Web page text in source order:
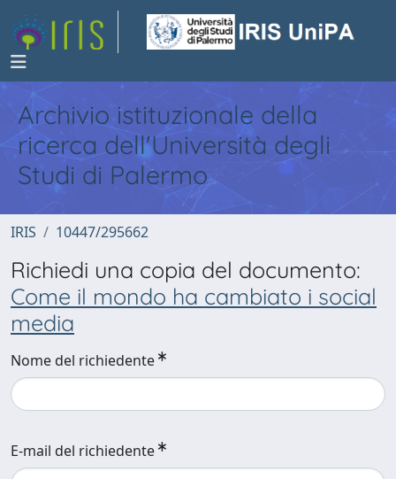
Archivio istituzionale della
ricerca dell'Università degli
Studi di Palermo
IRIS 10447/295662
Richiedi una copia del documento:
Come il mondo ha cambiato i social
media
Nome del richiedente
E-mail del richiedente